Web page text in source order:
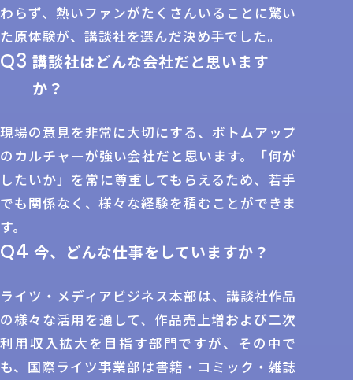
わらず、熱いファンがたくさんいることに驚い
た原体験が、講談社を選んだ決め手でした。
Q3 講談社はどんな会社だと思います
か？
現場の意見を非常に大切にする、ボトムアップ
のカルチャーが強い会社だと思います。「何が
したいか」を常に尊重してもらえるため、若手
でも関係なく、様々な経験を積むことができま
す。
Q4 今、どんな仕事をしていますか？
ライツ・メディアビジネス本部は、講談社作品
の様々な活用を通して、作品売上増および二次
利用収入拡大を目指す部門ですが、その中で
も、国際ライツ事業部は書籍・コミック・雑誌